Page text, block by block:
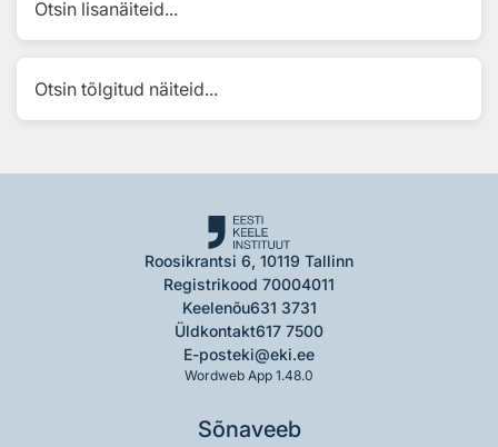
Otsin lisanäiteid...
Otsin tõlgitud näiteid...
Roosikrantsi 6, 10119 Tallinn
Registrikood 70004011
Keelenõu631 3731
Üldkontakt617 7500
E-posteki@eki.ee
Wordweb App 1.48.0
Sõnaveeb